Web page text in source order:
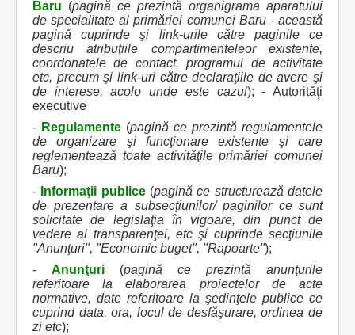
Baru (pagină ce prezintă organigrama aparatului
de specialitate al primăriei comunei Baru - această
pagină cuprinde şi link-urile către paginile ce
descriu atribuţiile compartimenteleor existente,
coordonatele de contact, programul de activitate
etc, precum şi link-uri către declaraţiile de avere şi
de interese, acolo unde este cazul); - Autorităţi
executive
- Regulamente (pagină ce prezintă regulamentele
de organizare şi funcţionare existente şi care
reglementează toate activităţile primăriei comunei
Baru);
- Informaţii publice(pagină ce structurează datele
de prezentare a subsecţiunilor/ paginilor ce sunt
solicitate de legislaţia în vigoare, din punct de
vedere al transparenţei, etc şi cuprinde secţiunile
"Anunţuri", "Economic buget", "Rapoarte");
- Anunţuri (pagină ce prezintă anunţurile
referitoare la elaborarea proiectelor de acte
normative, date referitoare la şedinţele publice ce
cuprind data, ora, locul de desfăşurare, ordinea de
zi etc);